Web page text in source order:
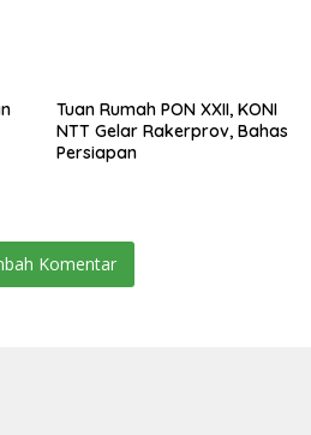
Tuan Rumah PON XXII, KONI
NTT Gelar Rakerprov, Bahas
Persiapan
Komentar